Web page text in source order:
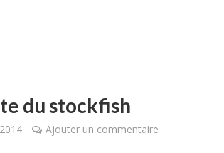
du stockfish
Ajouter un commentaire